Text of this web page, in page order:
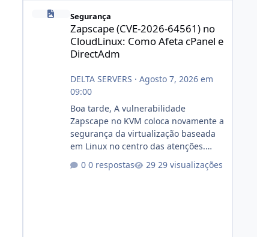
Zapscape (CVE-2026-64561) no CloudLinux: Como Afeta
Segurança
Zapscape (CVE-2026-64561) no
CloudLinux: Como Afeta cPanel e
DirectAdm
DELTA SERVERS · Agosto 7, 2026 em
09:00
Boa tarde, A vulnerabilidade
Zapscape no KVM coloca novamente a
segurança da virtualização baseada
em Linux no centro das atenções.
https://cloudlinux.statuspage.io/incid
ents/dlrxjx23zz5f Criamos uma breve
0 respostas 29 visualizações